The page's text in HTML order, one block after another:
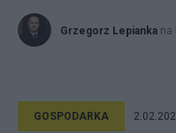
Grzegorz Lepianka na
GOSPODARKA